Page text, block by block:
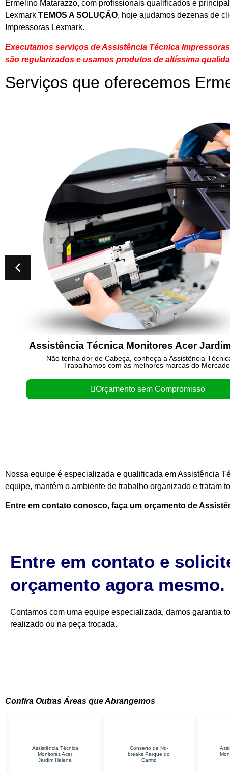
Ermelino Matarazzo, com profissionais qualificados e
Lexmark TEMOS A SOLUÇÃO, hoje ajudamos dezenas de
Impressoras Lexmark.
Executamos serviços de Assistência Técnica
são regularizados e usamos produtos de altíssima
Serviços que oferecemos
Assistência Técnica Monitores Acer
Não tenha dor de Cabeça, conheça a Assistência
Trabalhamos com as melhores marcas do
Orçamento sem Compromisso
Nossa equipe é especializada e qualificada em Assistência
equipe, mantém o ambiente de trabalho organizado e tratam
Entre em contato conosco, faça um orçamento de
Entre em contato e
orçamento agora mesmo.
Contamos com uma equipe especializada, damos garantia
realizado ou na peça trocada.
Confira Outras Áreas que Abrangemos
Conserto de No-
breaks Parque do
Assistência Técnica
Monitores Samsung